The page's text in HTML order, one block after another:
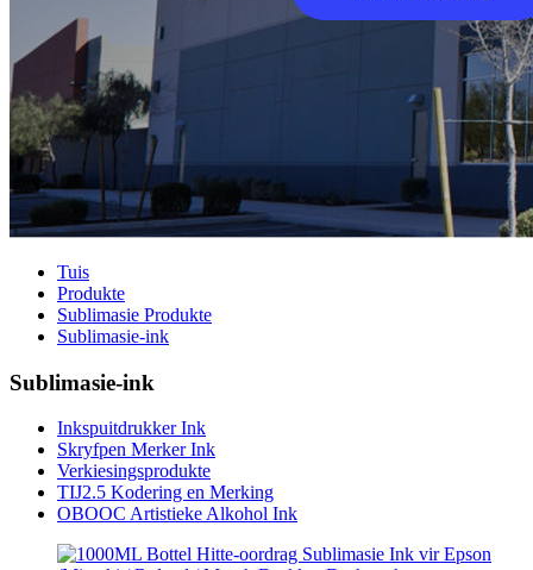
Tuis
Produkte
Sublimasie Produkte
Sublimasie-ink
Sublimasie-ink
Inkspuitdrukker Ink
Skryfpen Merker Ink
Verkiesingsprodukte
TIJ2.5 Kodering en Merking
OBOOC Artistieke Alkohol Ink